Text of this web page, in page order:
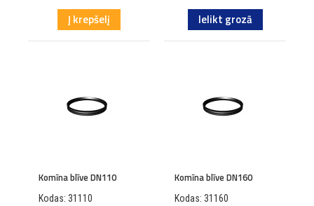
Į krepšelį Ielikt grozā
Komīna blīve DN110
Kodas: 31110
Komīna blīve DN160
Kodas: 31160